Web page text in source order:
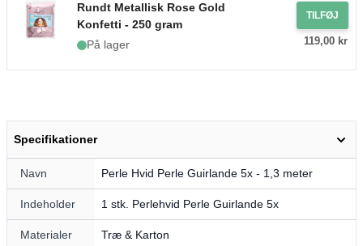
Rundt Metallisk Rose Gold
Konfetti - 250 gram
På lager
TILFØJ
119,00 kr
Specifikationer
Navn Perle Hvid Perle Guirlande 5x - 1,3 meter
Indeholder 1 stk. Perlehvid Perle Guirlande 5x
Materialer Træ & Karton